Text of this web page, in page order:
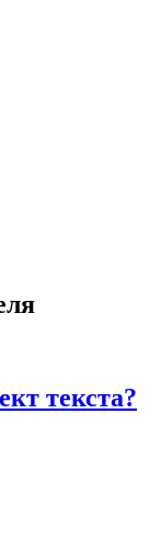
текста?